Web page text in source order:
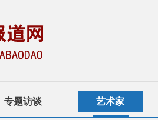
专题访谈 艺术家